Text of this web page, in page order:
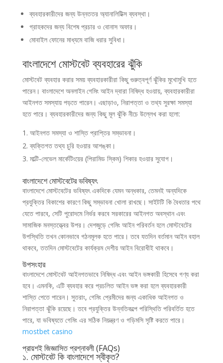
ব্যবহারকারীদের জন্য উন্নততর অ্যানালিটিক্স ব্যবস্থা।
গ্রাহকদের জন্য বিশেষ প্রচার ও বোনাস অফার।
মোবাইল ফোনের মাধ্যমে বাজি ধরার সুবিধা।
বাংলাদেশে মোস্টবেট ব্যবহারের ঝুঁকি
মোস্টবেট ব্যবহার করার সময় ব্যবহারকারীরা কিছু গুরুত্বপূর্ণ ঝুঁকির মুখোমুখি হতে
পারেন। বাংলাদেশে অনলাইন গেমিং আইন দ্বারা নিষিদ্ধ হওয়ায়, ব্যবহারকারীরা
আইনগত সমস্যায় পড়তে পারেন। এছাড়াও, নিরাপত্তা ও তথ্য সুরক্ষা সমস্যা
হতে পারে। ব্যবহারকারীদের জন্য কিছু মূল ঝুঁকি নীচে উল্লেখ করা হলো:
আইনগত সমস্যা ও শাস্তি প্রাপ্তির সম্ভাবনা।
ব্যক্তিগত তথ্য চুরি হওয়ার আশঙ্কা।
মাল্টি-লেভেল মার্কেটিংয়ের (পিরামিড স্কিম) শিকার হওয়ার সুযোগ।
বাংলাদেশে মোস্টবেটের ভবিষ্যৎ
বাংলাদেশে মোস্টবেটের ভবিষ্যৎ একদিকে যেমন অন্ধকার, তেমনই অন্যদিকে
প্রযুক্তির বিকাশের কারণে কিছু সম্ভাবনা খোলা রাখছে। সাইটটি কি বৈধতার পথে
যেতে পারবে, সেটি পুরোদমে নির্ভর করবে সরকারের আইনগত অবস্থান এবং
সামাজিক মনস্তত্ত্বের উপর। দেশজুড়ে গেমিং আইন পরিবর্তন হলে মোস্টবেটের
উপস্থিতি তখন কোনভাবে গঠনমূলক হতে পারে। তবে যতদিন বর্তমান আইন বহাল
থাকবে, ততদিন মোস্টবেটের কার্যক্রম দেশীয় আইন বিরোধীই থাকবে।
উপসংহার
বাংলাদেশে মোস্টবেট আইনগতভাবে নিষিদ্ধ এবং আইন ভঙ্গকারী হিসেবে গণ্য করা
হবে। এমনকি, এটি ব্যবহার করে প্রচলিত আইন ভঙ্গ করা হলে ব্যবহারকারী
শাস্তি পেতে পারেন। সুতরাং, গেমিং প্রেমীদের জন্য একাধিক আইনগত ও
নিরাপত্তা ঝুঁকি রয়েছে। তবে প্রযুক্তির উন্নতিকল্পে পরিস্থিতি পরিবর্তিত হতে
পারে, যা ভবিষ্যতে গেমিং এর সঠিক নিয়ন্ত্রণ ও গড়িমসি সৃষ্টি করতে পারে।
mostbet casino
প্রায়শই জিজ্ঞাসিত প্রশ্নাবলী (FAQs)
১. মোস্টবেট কি বাংলাদেশে স্বীকৃত?